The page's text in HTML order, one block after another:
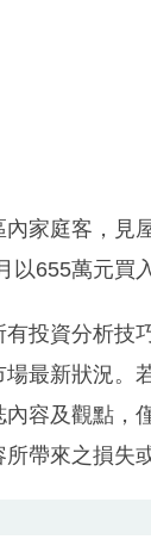
家庭客，見
以655萬元買
投資分析技
最新狀況。
容及觀點，
帶來之損失